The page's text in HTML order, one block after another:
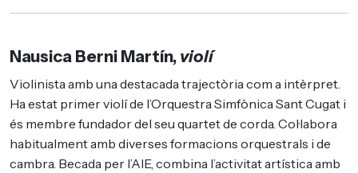
Nausica Berni Martín, violí
Violinista amb una destacada trajectòria com a intèrpret.
Ha estat primer violí de l’Orquestra Simfònica Sant Cugat i
és membre fundador del seu quartet de corda. Col·labora
habitualment amb diverses formacions orquestrals i de
cambra. Becada per l’AIE, combina l’activitat artística amb